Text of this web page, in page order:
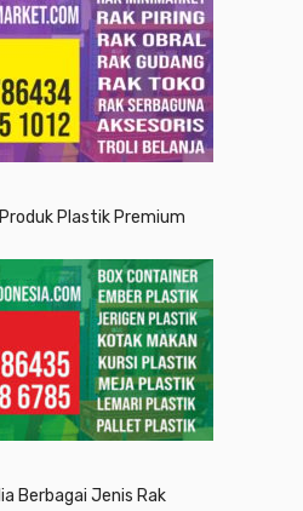
Plastik Premium
Berbagai Jenis Rak